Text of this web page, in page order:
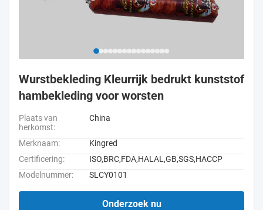
Wurstbekleding Kleurrijk bedrukt kunststof
hambekleding voor worsten
Plaats van
herkomst:
China
Merknaam:
Kingred
Certificering:
ISO,BRC,FDA,HALAL,GB,SGS,HACCP
Modelnummer:
SLCY0101
Onderzoek nu